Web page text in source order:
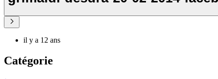
il y a 12 ans
Catégorie